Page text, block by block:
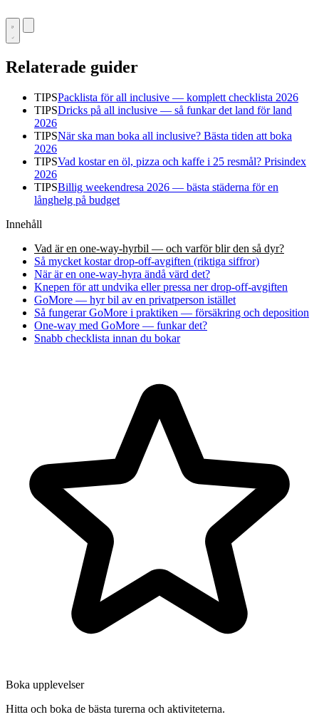
Relaterade guider
TIPSPacklista för all inclusive — komplett checklista 2026
TIPSDricks på all inclusive — så funkar det land för land
2026
TIPSNär ska man boka all inclusive? Bästa tiden att boka
2026
TIPSVad kostar en öl, pizza och kaffe i 25 resmål? Prisindex
2026
TIPSBillig weekendresa 2026 — bästa städerna för en
långhelg på budget
Innehåll
Vad är en one-way-hyrbil — och varför blir den så dyr?
Så mycket kostar drop-off-avgiften (riktiga siffror)
När är en one-way-hyra ändå värd det?
Knepen för att undvika eller pressa ner drop-off-avgiften
GoMore — hyr bil av en privatperson istället
Så fungerar GoMore i praktiken — försäkring och deposition
One-way med GoMore — funkar det?
Snabb checklista innan du bokar
Boka upplevelser
Hitta och boka de bästa turerna och aktiviteterna.